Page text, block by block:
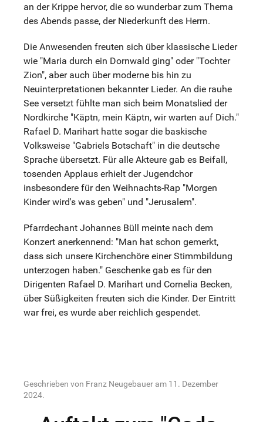
an der Krippe hervor, die so wunderbar zum Thema
des Abends passe, der Niederkunft des Herrn.
Die Anwesenden freuten sich über klassische Lieder
wie "Maria durch ein Dornwald ging" oder "Tochter
Zion", aber auch über moderne bis hin zu
Neuinterpretationen bekannter Lieder. An die rauhe
See versetzt fühlte man sich beim Monatslied der
Nordkirche "Käptn, mein Käptn, wir warten auf Dich."
Rafael D. Marihart hatte sogar die baskische
Volksweise "Gabriels Botschaft" in die deutsche
Sprache übersetzt. Für alle Akteure gab es Beifall,
tosenden Applaus erhielt der Jugendchor
insbesondere für den Weihnachts-Rap "Morgen
Kinder wird's was geben" und "Jerusalem".
Pfarrdechant Johannes Büll meinte nach dem
Konzert anerkennend: "Man hat schon gemerkt,
dass sich unsere Kirchenchöre einer Stimmbildung
unterzogen haben." Geschenke gab es für den
Dirigenten Rafael D. Marihart und Cornelia Becken,
über Süßigkeiten freuten sich die Kinder. Der Eintritt
war frei, es wurde aber reichlich gespendet.
Geschrieben von Franz Neugebauer am 11. Dezember
2024.